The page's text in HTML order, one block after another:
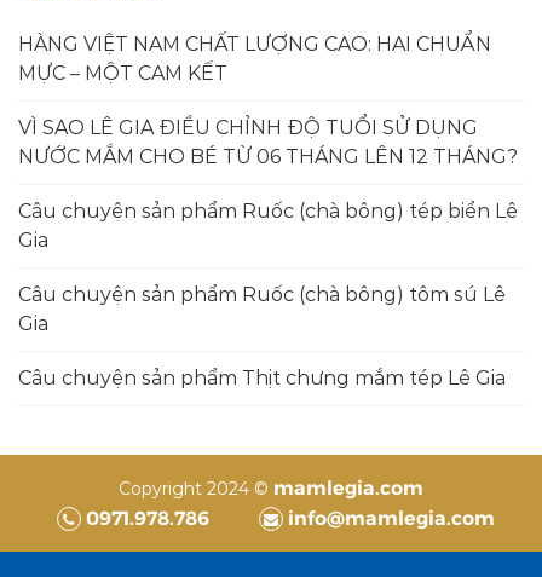
HÀNG VIỆT NAM CHẤT LƯỢNG CAO: HAI CHUẨN
MỰC – MỘT CAM KẾT
VÌ SAO LÊ GIA ĐIỀU CHỈNH ĐỘ TUỔI SỬ DỤNG
NƯỚC MẮM CHO BÉ TỪ 06 THÁNG LÊN 12 THÁNG?
Câu chuyện sản phẩm Ruốc (chà bông) tép biển Lê
Gia
Câu chuyện sản phẩm Ruốc (chà bông) tôm sú Lê
Gia
Câu chuyện sản phẩm Thịt chưng mắm tép Lê Gia
Copyright 2024 © mamlegia.com
0971.978.786
info@mamlegia.com